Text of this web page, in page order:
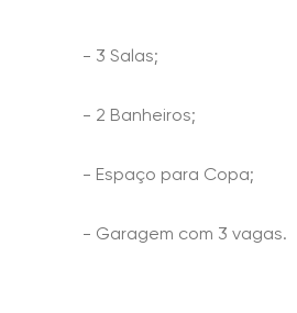
- 3 Salas;
- 2 Banheiros;
- Espaço para Copa;
- Garagem com 3 vagas.